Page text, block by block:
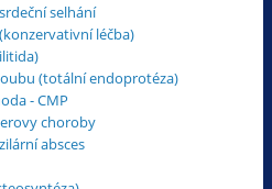
selhání
léčba)
(totální endoprotéza)
- CMP
choroby
absces